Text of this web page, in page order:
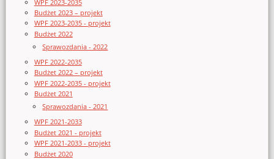
WPF 2023-2035
Budżet 2023 – projekt
WPF 2023-2035 - projekt
Budżet 2022
Sprawozdania - 2022
WPF 2022-2035
Budżet 2022 – projekt
WPF 2022-2035 - projekt
Budżet 2021
Sprawozdania - 2021
WPF 2021-2033
Budżet 2021 - projekt
WPF 2021-2033 - projekt
Budżet 2020